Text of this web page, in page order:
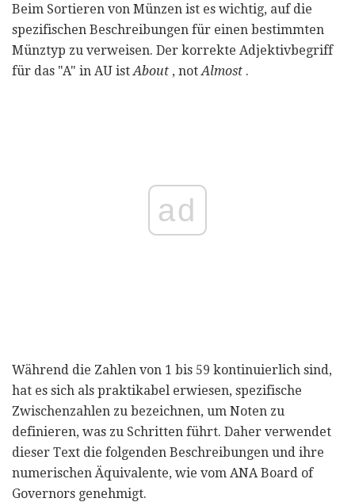
Beim Sortieren von Münzen ist es wichtig, auf die
spezifischen Beschreibungen für einen bestimmten
Münztyp zu verweisen. Der korrekte Adjektivbegriff
für das "A" in AU ist About , not Almost .
ad
Während die Zahlen von 1 bis 59 kontinuierlich sind,
hat es sich als praktikabel erwiesen, spezifische
Zwischenzahlen zu bezeichnen, um Noten zu
definieren, was zu Schritten führt. Daher verwendet
dieser Text die folgenden Beschreibungen und ihre
numerischen Äquivalente, wie vom ANA Board of
Governors genehmigt.